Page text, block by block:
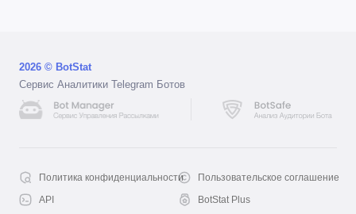
2026 © BotStat
Сервис Аналитики Telegram Ботов
Политика конфиденциальности
Пользовательское соглашение
API
BotStat Plus